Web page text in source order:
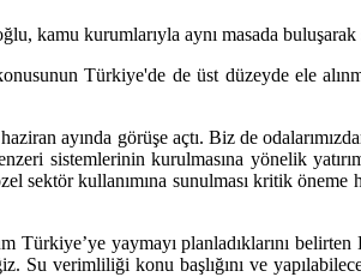
kamu kurumlarıyla aynı masada buluşarak
Türkiye'de de üst düzeyde ele
ayında görüşe açtı. Biz de
sistemlerinin kurulmasına yönelik
sektör kullanımına sunulması kritik
yaymayı planladıklarını
verimliliği konu başlığını ve